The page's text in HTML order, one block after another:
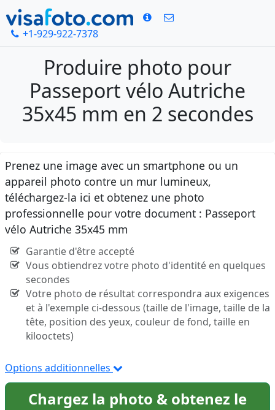
+1-929-922-7378
Produire photo pour
Passeport vélo Autriche
35x45 mm en 2 secondes
Prenez une image avec un smartphone ou un
appareil photo contre un mur lumineux,
téléchargez-la ici et obtenez une photo
professionnelle pour votre document : Passeport
vélo Autriche 35x45 mm
Garantie d'être accepté
Vous obtiendrez votre photo d'identité en quelques
secondes
Votre photo de résultat correspondra aux exigences
et à l'exemple ci-dessous (taille de l'image, taille de la
tête, position des yeux, couleur de fond, taille en
kilooctets)
Options additionnelles
Chargez la photo & obtenez le